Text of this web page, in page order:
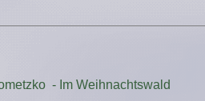
- Im Weihnachtswald